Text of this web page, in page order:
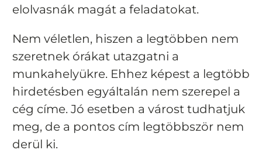
elolvasnák magát a feladatokat.
Nem véletlen, hiszen a legtöbben nem
szeretnek órákat utazgatni a
munkahelyükre. Ehhez képest a legtöbb
hirdetésben egyáltalán nem szerepel a
cég címe. Jó esetben a várost tudhatjuk
meg, de a pontos cím legtöbbször nem
derül ki.